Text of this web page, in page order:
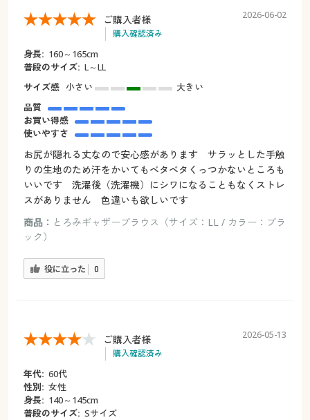
ご購入者様
購入確認済み
2026-06-02
身長: 160～165cm
普段のサイズ: L～LL
サイズ感 小さい
大きい
品質
お買い得感
使いやすさ
お尻が隠れる丈なので安心感があります サラッとした手触
りの生地のため汗をかいてもベタベタくっつかないところも
いいです 洗濯後（洗濯機）にシワになることもなくストレ
スがありません 色違いも欲しいです
商品： とろみギャザーブラウス（サイズ：LL / カラー：ブラ
ック）
役に立った 0
ご購入者様
購入確認済み
2026-05-13
年代: 60代
性別: 女性
身長: 140～145cm
普段のサイズ: Sサイズ